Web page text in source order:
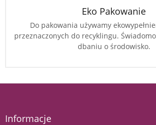
Eko Pakowanie
Do pakowania używamy
przeznaczonych do recyklingu.
dbaniu o środowisko.
Informacje